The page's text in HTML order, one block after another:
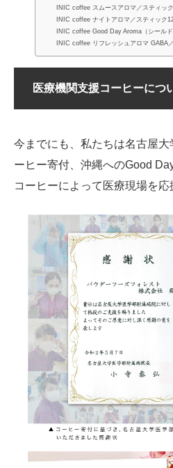
INIC coffee スムースアロマ／スティッ
INIC coffee ナイトアロマ／スティック
INIC coffee Good Day Aroma（シール
INIC coffee リフレッシュアロマ GABA
医療機関支援コーヒーにつ
今までにも、私たちは名古屋
ーヒー寄付、沖縄へのGood
コーヒーによって医療現場を応